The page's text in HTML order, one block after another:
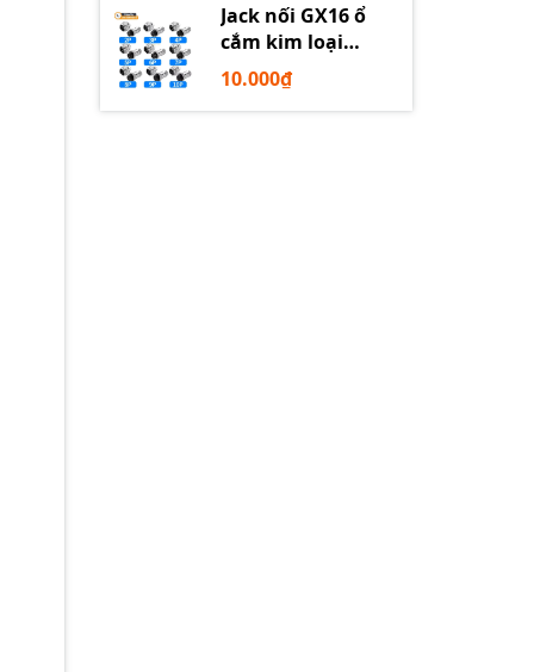
Jack nối GX16 ổ
cắm kim loại
2/3/4/5/6P chuyên
dụng
10.000₫